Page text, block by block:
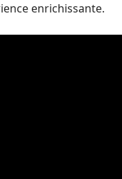
enrichissante.